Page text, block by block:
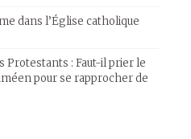
dans l’Église catholique
Protestants : Faut-il prier le
pour se rapprocher de